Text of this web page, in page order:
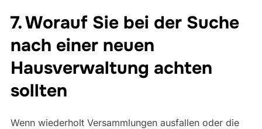
7. Worauf Sie bei der Suche
nach einer neuen
Hausverwaltung achten
sollten
Wenn wiederholt Versammlungen ausfallen oder die